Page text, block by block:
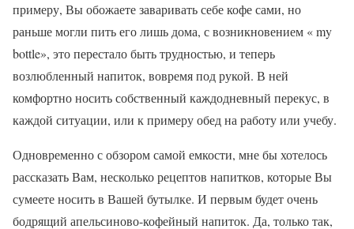
примеру, Вы обожаете заваривать себе кофе сами, но
раньше могли пить его лишь дома, с возникновением « my
bottle», это перестало быть трудностью, и теперь
возлюбленный напиток, вовремя под рукой. В ней
комфортно носить собственный каждодневный перекус, в
каждой ситуации, или к примеру обед на работу или учебу.
Одновременно с обзором самой емкости, мне бы хотелось
рассказать Вам, несколько рецептов напитков, которые Вы
сумеете носить в Вашей бутылке. И первым будет очень
бодрящий апельсиново-кофейный напиток. Да, только так,